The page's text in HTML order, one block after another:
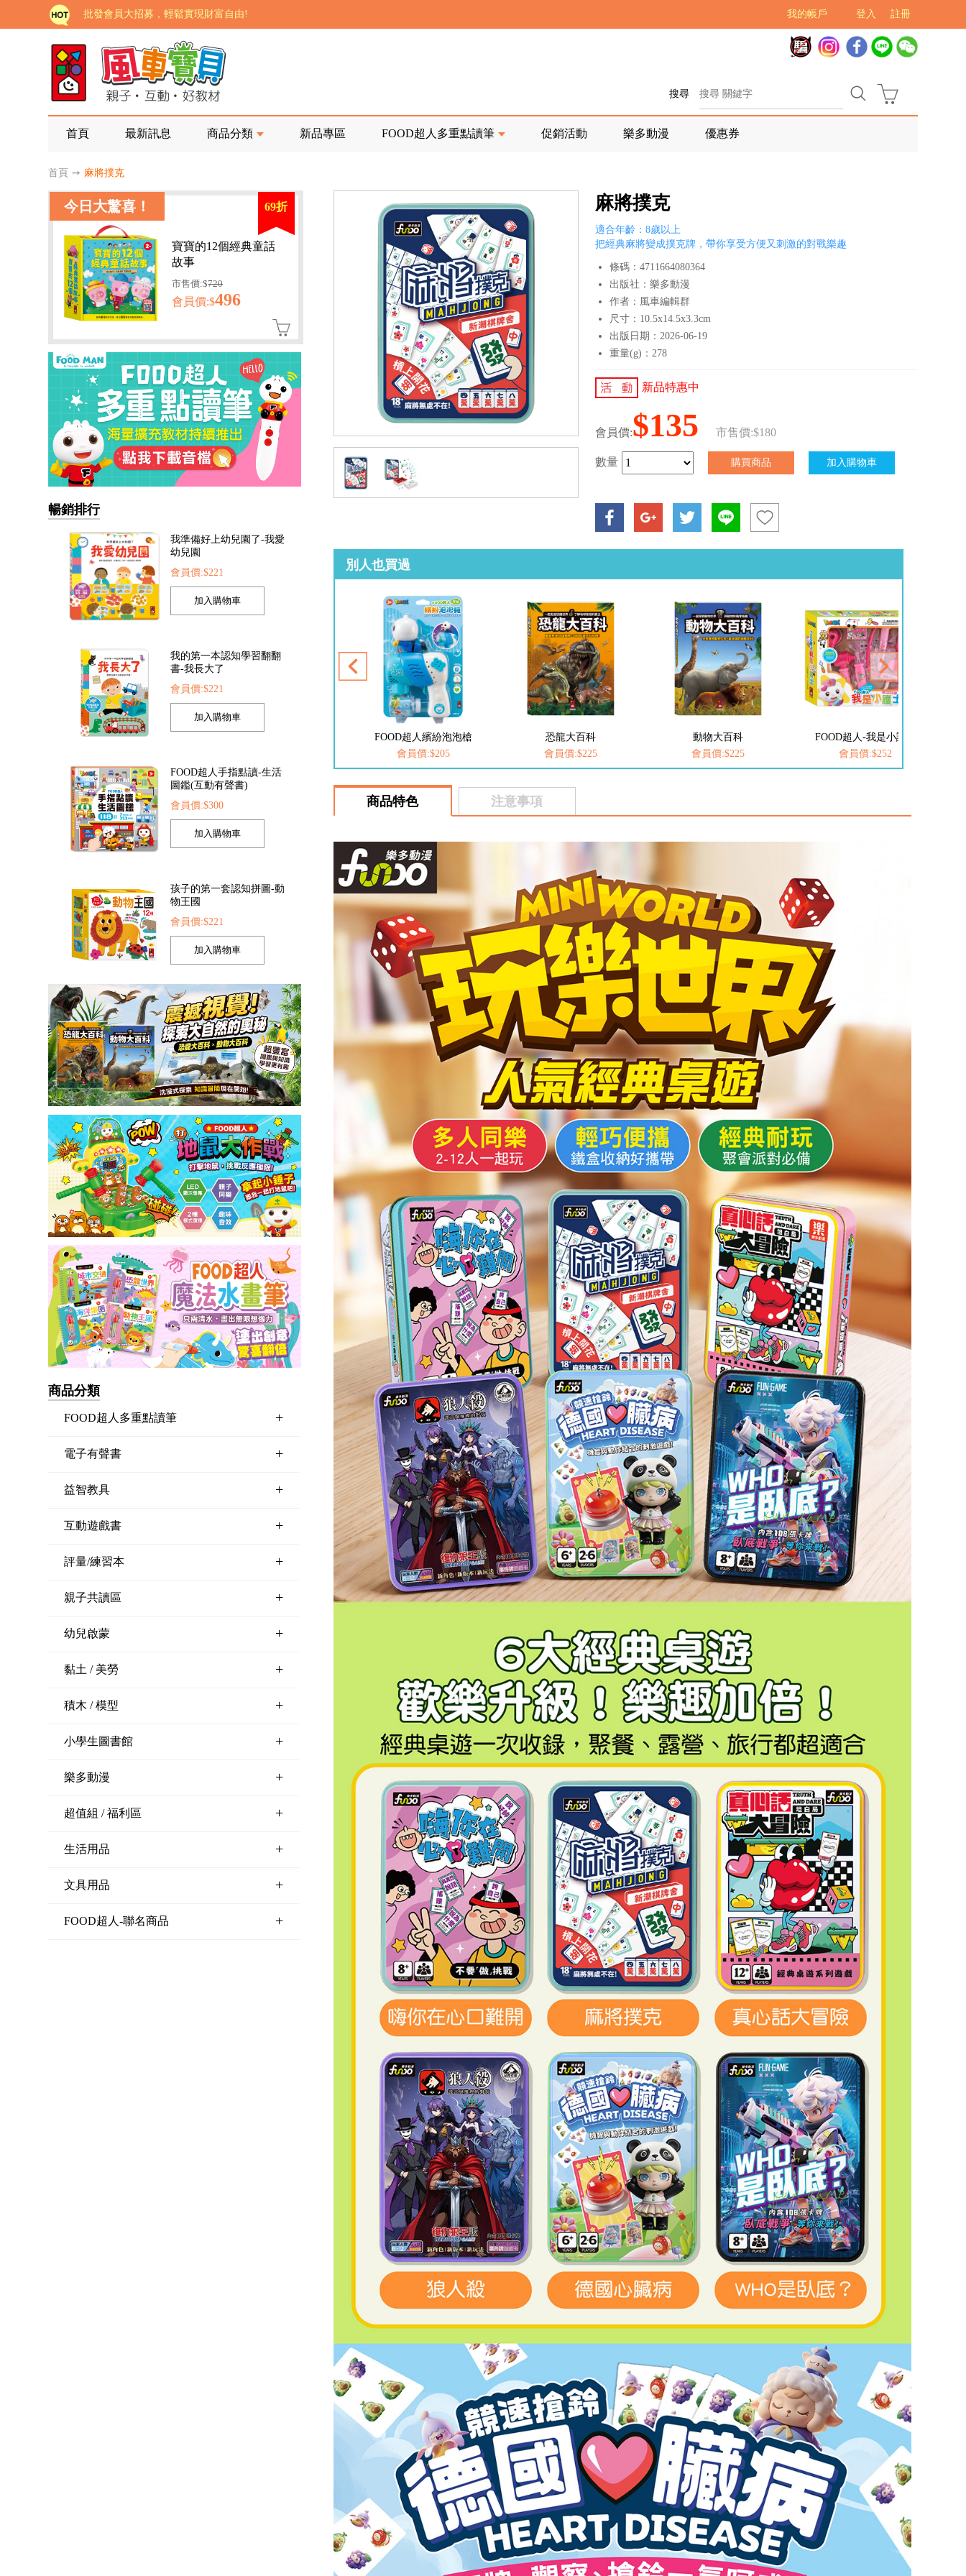
註冊
登入
我的帳戶
批發會員大招募，輕鬆實現財富自由!
如需更改或重開發票 需在訂單成立三天內通知客服 寄回發票需附上回郵郵票
老師您好!!幼教會員火熱招募中~
海外購物免煩惱！點我查看『海外購物流程說明』
家長樂了!「風車書版集團暨FOOD超人企業總部」目前正興建中!
老師您好!!幼教會員火熱招募中~
海外購物免煩惱！點我查看『海外購物流程說明』
搜尋
首頁 最新訊息 商品分類 新品專區 FOOD超人多重點讀筆 促銷活動 樂多動漫 優惠券
首頁 ➙ 麻將撲克
今日大驚喜！ 69折
寶寶的12個經典童話
故事
市售價:$720
會員價:$496
暢銷排行
我準備好上幼兒園了-我愛
幼兒園
會員價:$221
我的第一本認知學習翻翻
書-我長大了
會員價:$221
FOOD超人手指點讀-生活
圖鑑(互動有聲書)
會員價:$300
孩子的第一套認知拼圖-動
物王國
會員價:$221
商品分類
FOOD超人多重點讀筆 +
電子有聲書 +
益智教具 +
互動遊戲書 +
評量/練習本 +
親子共讀區 +
幼兒啟蒙 +
黏土 / 美勞 +
積木 / 模型 +
小學生圖書館 +
樂多動漫 +
超值組 / 福利區 +
生活用品 +
文具用品 +
FOOD超人-聯名商品 +
麻將撲克
適合年齡：8歲以上
把經典麻將變成撲克牌，帶你享受方便又刺激的對戰樂趣
條碼：4711664080364
出版社：樂多動漫
作者：風車編輯群
尺寸：10.5x14.5x3.3cm
出版日期：2026-06-19
重量(g)：278
新品特惠中
會員價:$135 市售價:$180
數量
別人也買過
FOOD超人夢幻泡泡槍
恐龍大百科
會員價:$225
動物大百科
會員價:$225
FOOD超人-我是小護士
會員價:$252
愛思考的小小孩(全套8冊)
會員價:$537
商品特色 注意事項